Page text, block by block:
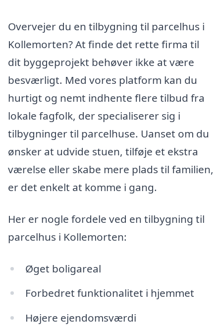
Overvejer du en tilbygning til parcelhus i
Kollemorten? At finde det rette firma til
dit byggeprojekt behøver ikke at være
besværligt. Med vores platform kan du
hurtigt og nemt indhente flere tilbud fra
lokale fagfolk, der specialiserer sig i
tilbygninger til parcelhuse. Uanset om du
ønsker at udvide stuen, tilføje et ekstra
værelse eller skabe mere plads til familien,
er det enkelt at komme i gang.
Her er nogle fordele ved en tilbygning til
parcelhus i Kollemorten:
Øget boligareal
Forbedret funktionalitet i hjemmet
Højere ejendomsværdi